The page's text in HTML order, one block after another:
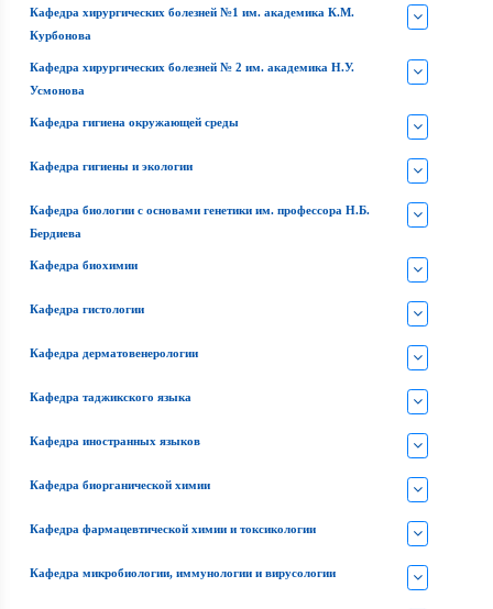
Кафедра хирургических болезней №1 им. академика К.М.
Курбонова
Кафедра хирургических болезней № 2 им. академика Н.У.
Усмонова
Кафедра гигиена окружающей среды
Кафедра гигиены и экологии
Кафедра биологии с основами генетики им. профессора Н.Б.
Бердиева
Кафедра биохимии
Кафедра гистологии
Кафедра дерматовенерологии
Кафедра таджикского языка
Кафедра иностранных языков
Кафедра биорганической химии
Кафедра фармацевтической химии и токсикологии
Кафедра микробиологии, иммунологии и вирусологии